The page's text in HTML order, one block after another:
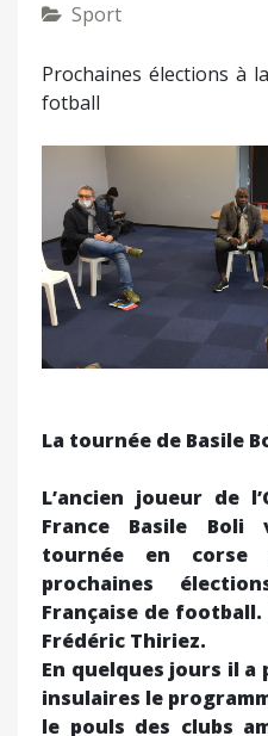
Sport
Prochaines élections à
fotball
La tournée de Basile
L’ancien joueur de
France Basile Boli
tournée en corse
prochaines
Française de
Frédéric Thiriez.
En quelques jours il a
insulaires le
le pouls des clubs